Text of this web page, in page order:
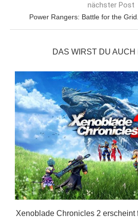
nächster Post
Power Rangers: Battle for the
DAS WIRST DU AUCH
Xenoblade Chronicles 2 erscheint